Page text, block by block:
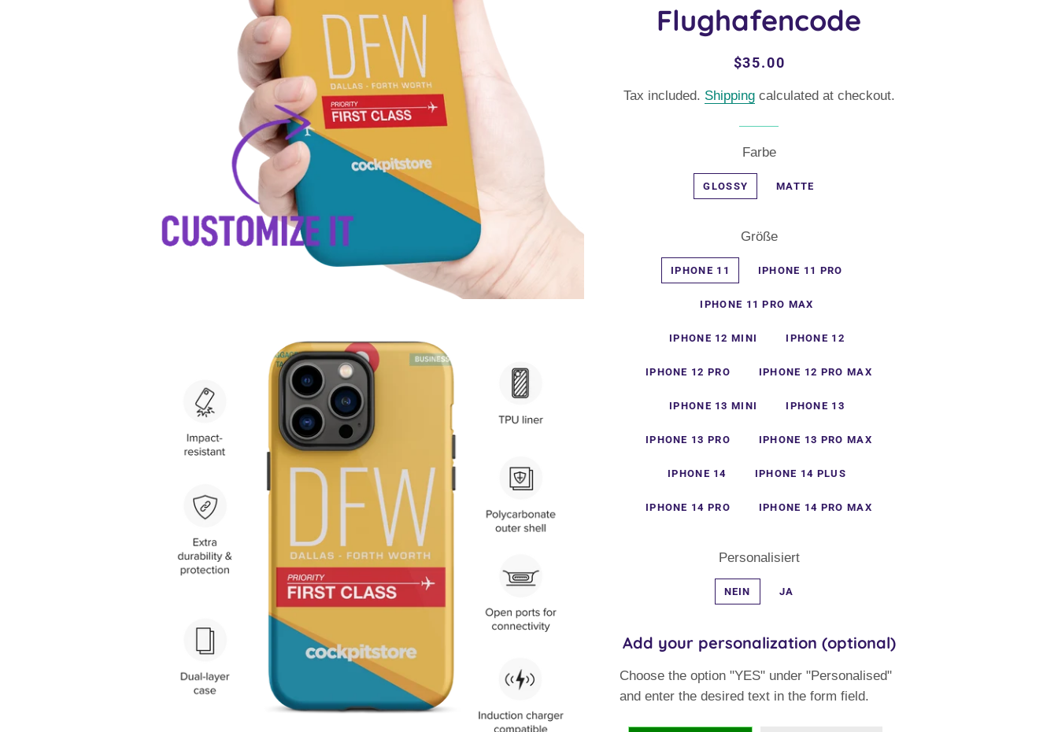
Flughafencode
Regular
Sale
$35.00
Tax included. Shippingcalculated at checkout.
Farbe
GLOSSY MATTE
Größe
IPHONE 11 IPHONE 11 PRO
IPHONE 11 PRO MAX
IPHONE 12 MINI IPHONE 12
IPHONE 12 PRO IPHONE 12 PRO MAX
IPHONE 13 MINI IPHONE 13
IPHONE 13 PRO IPHONE 13 PRO MAX
IPHONE 14 IPHONE 14 PLUS
IPHONE 14 PRO IPHONE 14 PRO MAX
Personalisiert
NEIN JA
Add your personalization (optional)
Choose the option "YES" under "Personalised"
and enter the desired text in the form field.